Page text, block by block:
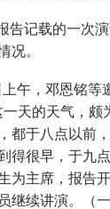
告记载的一次
况。
上午，邓恩铭等
天的天气，颇
都于八点以前
得很早，于九
为主席，报告
继续讲演。（